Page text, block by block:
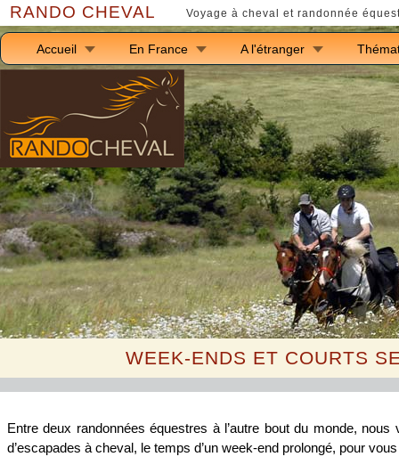
RANDO CHEVAL Voyage à cheval et randonnée
Accueil En France A l'étranger
WEEK-ENDS ET COURTS
Entre deux randonnées équestres à l’autre bout du monde,
d’escapades à cheval, le temps d’un week-end prolongé, pour